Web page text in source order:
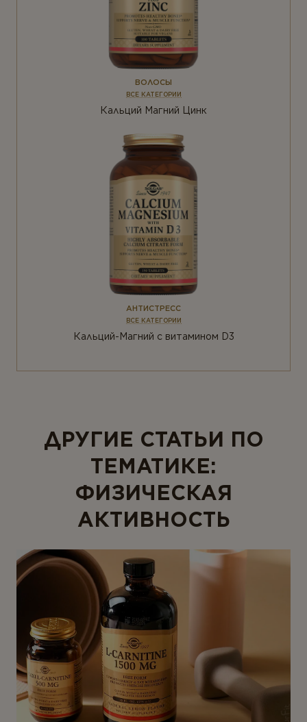
ВОЛОСЫ
ВСЕ КАТЕГОРИИ
Кальций Магний Цинк
АНТИСТРЕСС
ВСЕ КАТЕГОРИИ
Кальций-Магний с витамином D3
ДРУГИЕ СТАТЬИ ПО
ТЕМАТИКЕ:
ФИЗИЧЕСКАЯ
АКТИВНОСТЬ